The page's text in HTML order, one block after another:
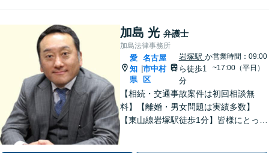
加島 光 弁護士
加島法律事務所
愛
知
県
名古屋
市中村
区
岩塚駅 か
ら徒歩1
分
営業時間：09:00
~17:00（平日）
【相続・交通事故案件は初回相談無
料】【離婚・男女問題は実績多数】
【東山線岩塚駅徒歩1分】皆様にとって